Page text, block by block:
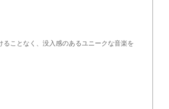
ことなく、没入感のあるユニークな音楽を